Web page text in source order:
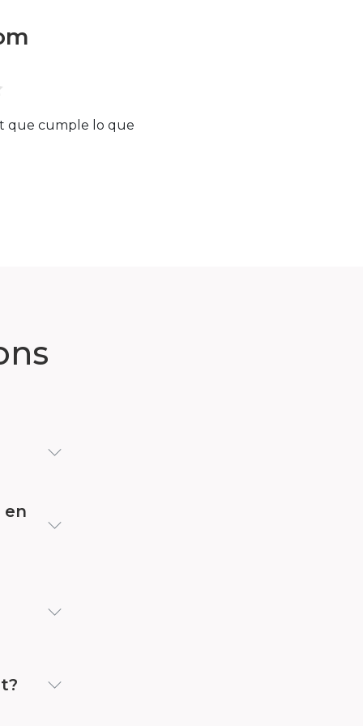
que cumple lo que
en